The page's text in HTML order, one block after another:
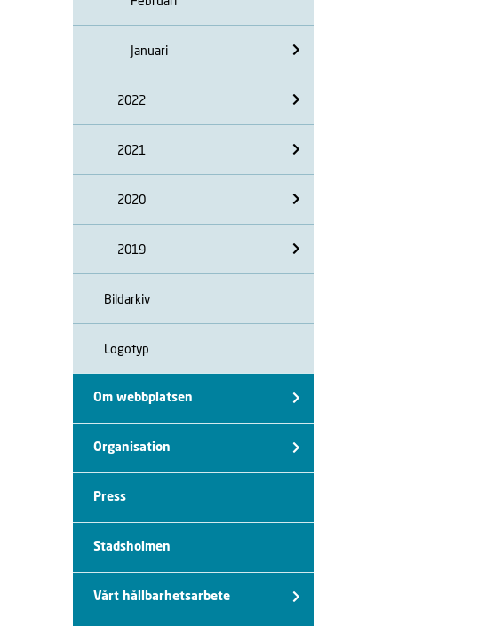
Januari
2022
2021
2020
2019
Bildarkiv
Logotyp
Om webbplatsen
Organisation
Press
Stadsholmen
Vårt hållbarhetsarbete